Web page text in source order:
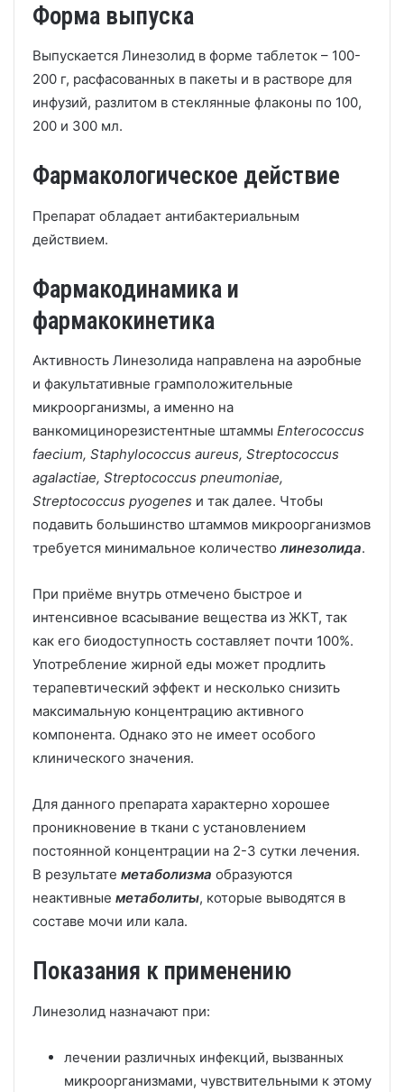
Форма выпуска
Выпускается Линезолид в форме таблеток – 100-
200 г, расфасованных в пакеты и в растворе для
инфузий, разлитом в стеклянные флаконы по 100,
200 и 300 мл.
Фармакологическое действие
Препарат обладает антибактериальным
действием.
Фармакодинамика и
фармакокинетика
Активность Линезолида направлена на аэробные
и факультативные грамположительные
микроорганизмы, а именно на
ванкомицинорезистентные штаммы Enterococcus
faecium, Staphylococcus aureus, Streptococcus
agalactiae, Streptococcus pneumoniae,
Streptococcus pyogenes и так далее. Чтобы
подавить большинство штаммов микроорганизмов
требуется минимальное количестволинезолида.
При приёме внутрь отмечено быстрое и
интенсивное всасывание вещества из ЖКТ, так
как его биодоступность составляет почти 100%.
Употребление жирной еды может продлить
терапевтический эффект и несколько снизить
максимальную концентрацию активного
компонента. Однако это не имеет особого
клинического значения.
Для данного препарата характерно хорошее
проникновение в ткани с установлением
постоянной концентрации на 2-3 сутки лечения.
В результате метаболизма образуются
неактивные метаболиты, которые выводятся в
составе мочи или кала.
Показания к применению
Линезолид назначают при:
лечении различных инфекций, вызванных
микроорганизмами, чувствительными к этому